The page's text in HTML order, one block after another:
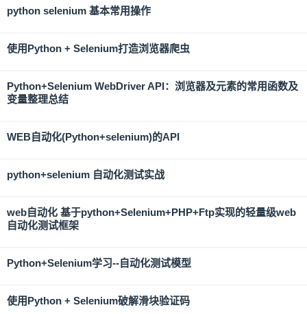
python selenium 基本常用操作
使用Python + Selenium打造浏览器爬虫
Python+Selenium WebDriver API：浏览器及元素的常用函数及
变量整理总结
WEB自动化(Python+selenium)的API
python+selenium 自动化测试实战
web自动化 基于python+Selenium+PHP+Ftp实现的轻量级web
自动化测试框架
Python+Selenium学习--自动化测试模型
使用Python + Selenium破解滑块验证码